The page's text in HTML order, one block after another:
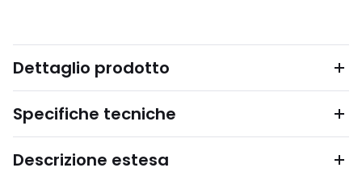
Dettaglio prodotto
Specifiche tecniche
Descrizione estesa